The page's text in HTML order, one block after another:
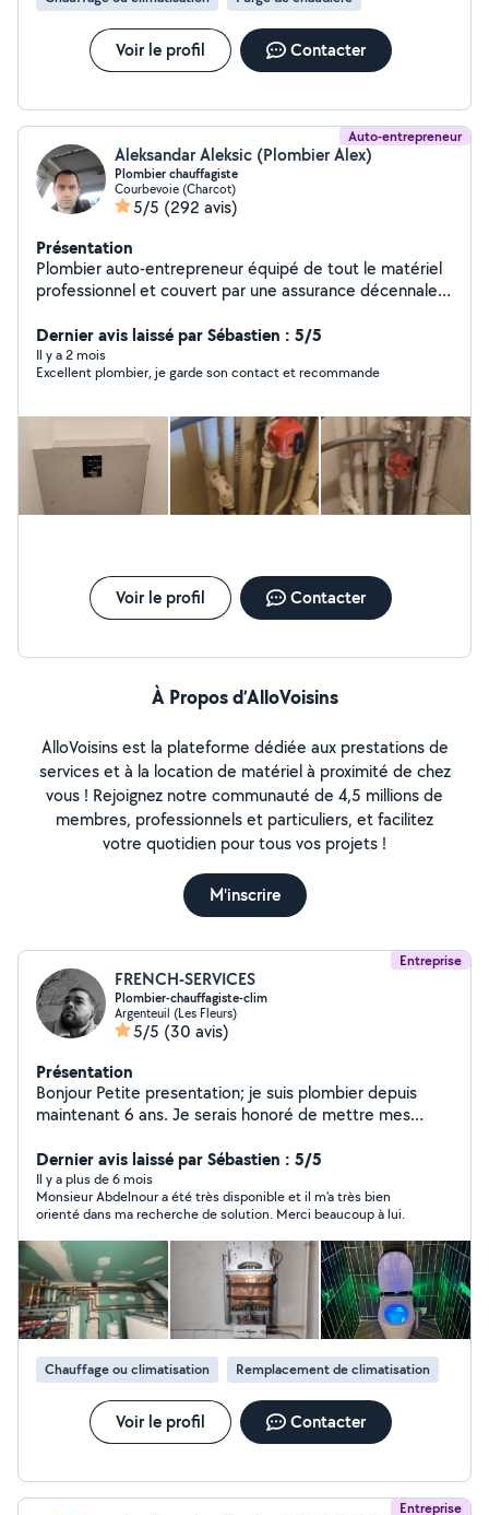
Voir le profil Contacter
Auto-entrepreneur
Aleksandar Aleksic (Plombier Alex)
Plombier chauffagiste
Courbevoie (Charcot)
5/5 (292 avis)
Présentation
Plombier auto-entrepreneur équipé de tout le matériel
professionnel et couvert par une assurance décennale
toujours une estimation à partir de photos ou vidéos ce
qui vous évite les mauvaises surprises. Mes tarifs
incluent toutes les taxes le matériel et la main-d'œuvre
d'une facture après chaque intervention. Paiement par
chèque ou en espèces une fois le travail terminé. Si je
décline une offre c'est souvent parce que vous êtes en-
dehors de la zone que couvre mon abonnement.
N'hésitez pas à me contacter directement sur mon
Dernier avis laissé par Sébastien : 5/5
Il y a 2 mois
Excellent plombier, je garde son contact et recommande
Voir le profil Contacter
À Propos d’AlloVoisins
AlloVoisins est la plateforme dédiée aux prestations de
services et à la location de matériel à proximité de chez
vous ! Rejoignez notre communauté de 4,5 millions de
membres, professionnels et particuliers, et facilitez
votre quotidien pour tous vos projets !
M'inscrire
Entreprise
FRENCH-SERVICES
Plombier-chauffagiste-clim
Argenteuil (Les Fleurs)
5/5 (30 avis)
Présentation
Bonjour Petite presentation; je suis plombier depuis
maintenant 6 ans. Je serais honoré de mettre mes
Je pratique;
depannage/installation/modification/recherche de
fuites/degorgement Je me déplace dans Paris et l'île de
France 75.77.91.92.93.94.95 N'hésitez pas je me ferais
un plaisir de vous répondre. N'hésitez pas à me joindre
directement sur mon numéro, si absence de réponse
sur L'application
Dernier avis laissé par Sébastien : 5/5
Il y a plus de 6 mois
Monsieur Abdelnour a été très disponible et il m'a très bien
orienté dans ma recherche de solution. Merci beaucoup à lui.
Chauffage ou climatisation Remplacement de climatisation
Voir le profil Contacter
Entreprise